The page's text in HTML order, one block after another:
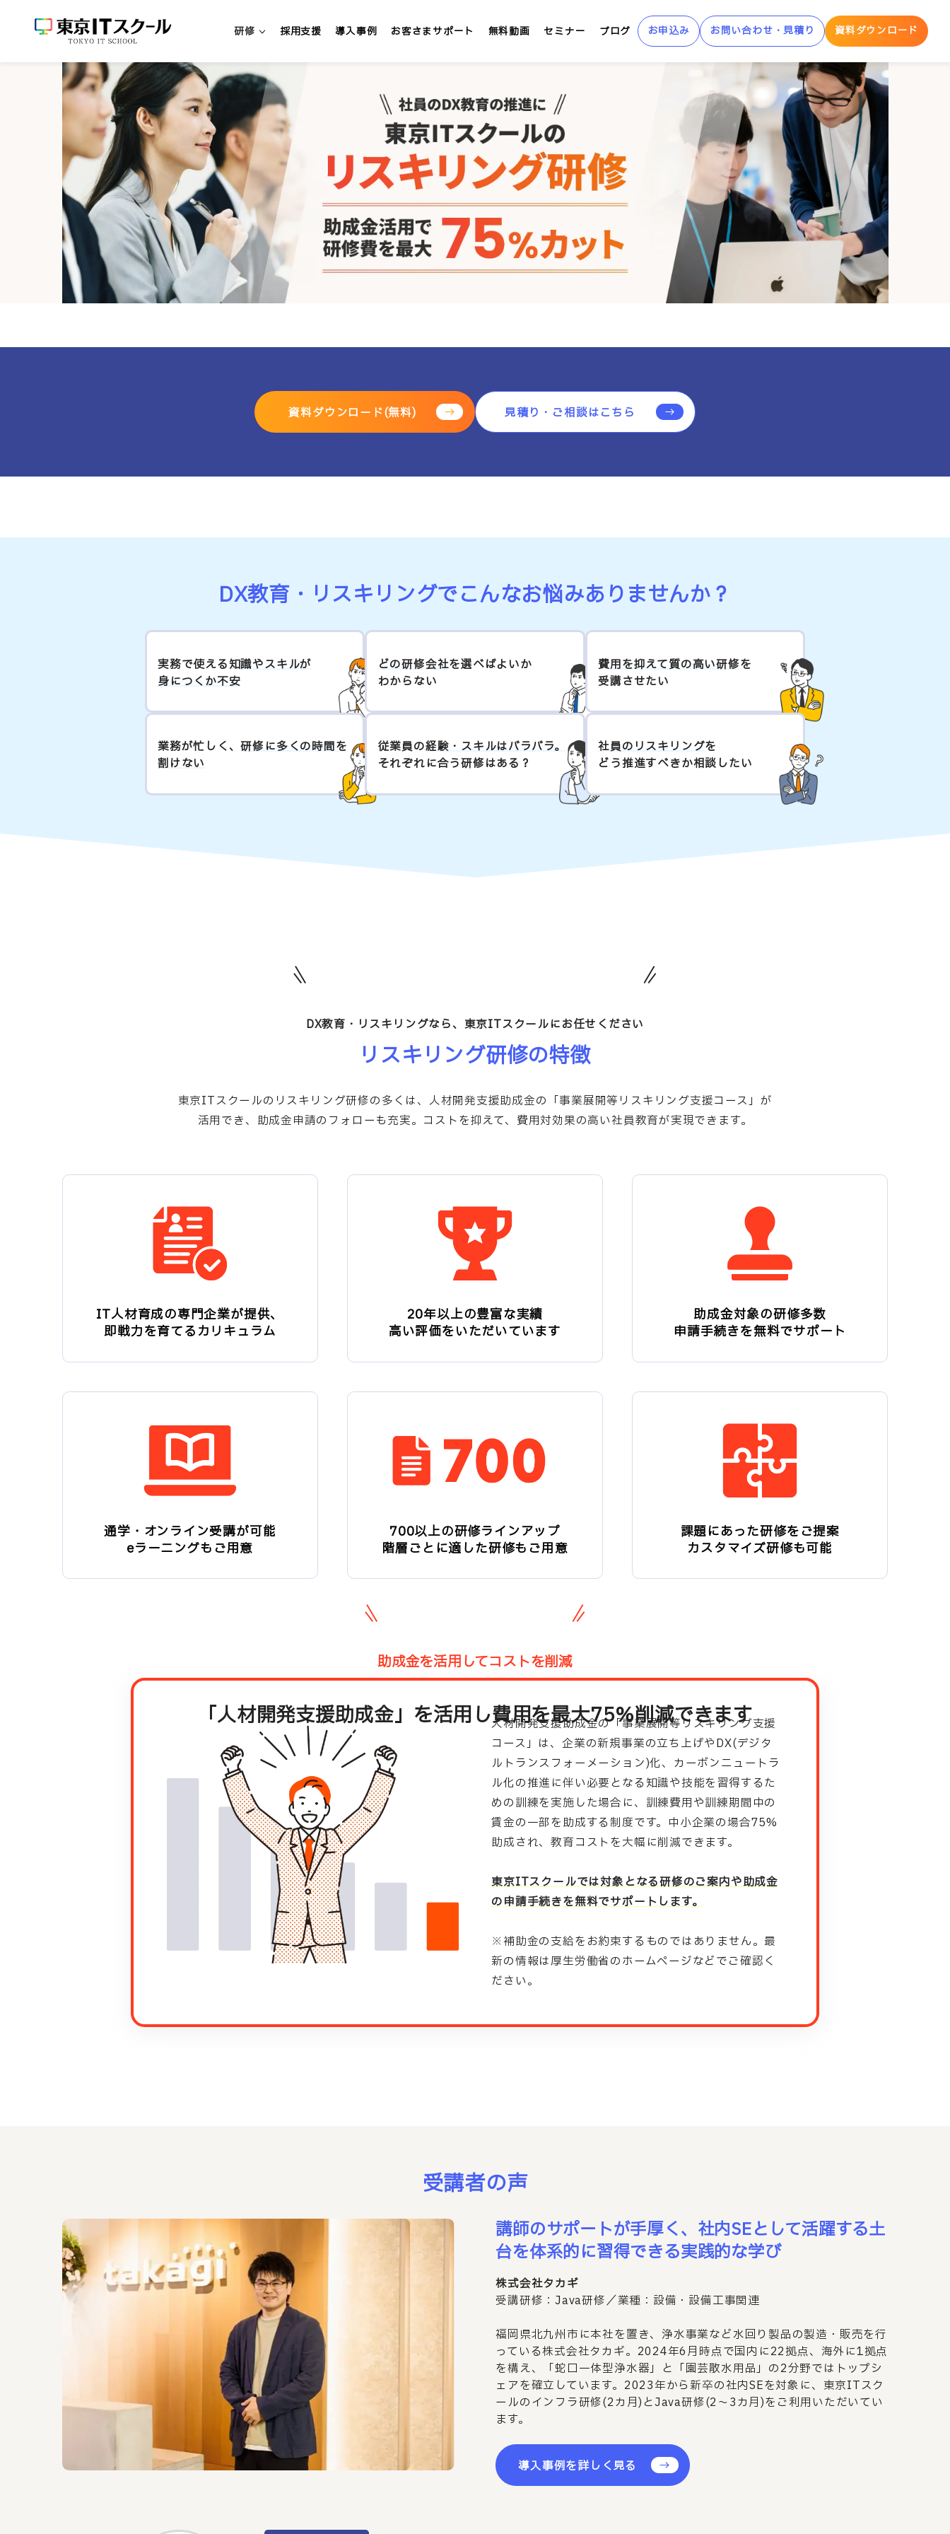
研修
新人エンジニア研修
新入社員向けエンジニア研修
中途社員向けエンジニア研修
超実践型エンジニア研修「リアプロ」
研修・パッケージを探す
研修一覧
リスキリング研修
LMS/eラーニング
テックアカデミー
社内大学 &IT
インターンシップLMS &IT
カスタマイズ研修
1社専用「オンサイト研修」
定額制AWS学習サービス
AWS Skill Builder
AWS 「安心サンドボックス」
採用支援 導入事例 お客さまサポート 無料動画 セミナー ブログ お申込み お問い合わせ・見積り 資料ダウンロード
資料ダウンロード(無料) 見積り・ご相談はこちら
DX教育・リスキリングでこんなお悩みありませんか？
実務で使える知識やスキルが
身につくか不安
どの研修会社を選べばよいか
わからない
費用を抑えて質の高い研修を
受講させたい
業務が忙しく、研修に多くの時間を
割けない
従業員の経験・スキルはバラバラ。
それぞれに合う研修はある？
社員のリスキリングを
どう推進すべきか相談したい
DX教育・リスキリングなら、 東京ITスクールにお任せください
リスキリング研修の特徴
東京ITスクールのリスキリング研修の多くは、人材開発支援助成金の「事業展開等リスキリング支援コース」が
活用でき、助成金申請のフォローも充実。コストを抑えて、費用対効果の高い社員教育が実現できます。
IT人材育成の専門企業が提供、
即戦力を育てるカリキュラム
20年以上の豊富な実績
高い評価をいただいています
助成金対象の研修多数
申請手続きを無料でサポート
通学・オンライン受講が可能
eラーニングもご用意
700以上の研修ラインアップ
階層ごとに適した研修もご用意
課題にあった研修をご提案
カスタマイズ研修も可能
助成金を活用してコストを削減
「人材開発支援助成金」を活用し費用を最大75%削減できます
人材開発支援助成金の「事業展開等リスキリング支援
コース」は、企業の新規事業の立ち上げやDX(デジタ
ルトランスフォーメーション)化、カーボンニュートラ
ル化の推進に伴い必要となる知識や技能を習得するた
めの訓練を実施した場合に、訓練費用や訓練期間中の
賃金の一部を助成する制度です。中小企業の場合75%
助成され、教育コストを大幅に削減できます。
東京ITスクールでは対象となる研修のご案内や助成金
の申請手続きを無料でサポートします。
※補助金の支給をお約束するものではありません。最
新の情報は厚生労働省のホームページなどでご確認く
ださい。
受講者の声
講師のサポートが手厚く、社内SEとして活躍する土
台を体系的に習得できる実践的な学び
株式会社タカギ
受講研修：Java研修／業種：設備・設備工事関連
福岡県北九州市に本社を置き、浄水事業など水回り製品の製造・販売を行
っている株式会社タカギ。2024年6月時点で国内に22拠点、海外に1拠点
を構え、「蛇口一体型浄水器」と「園芸散水用品」の2分野ではトップシ
ェアを確立しています。2023年から新卒の社内SEを対象に、東京ITスク
ールのインフラ研修(2カ月)とJava研修(2～3カ月)をご利用いただいてい
ます。
導入事例を詳しく見る